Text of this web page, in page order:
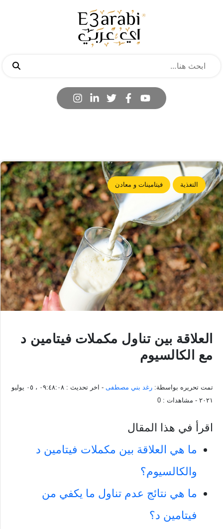
التغذية فيتامينات و معادن
العلاقة بين تناول مكملات فيتامين د
مع الكالسيوم
تمت تحريره بواسطة: رغد بني مصطفى - اخر تحديث :
٠٩:٤٨:٠٨ ، ٠٥ يوليو
٢٠٢١ - مشاهدات : 0
اقرأ في هذا المقال
ما هي العلاقة بين مكملات فيتامين د
والكالسيوم؟
ما هي نتائج عدم تناول ما يكفي من
فيتامين د؟